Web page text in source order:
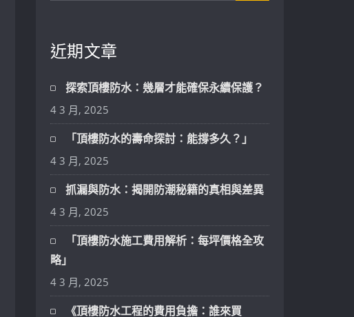
近期文章
探索頂樓防水：幾層才能確保永續保護？
4 3 月, 2025
「頂樓防水的壽命探討：能撐多久？」
4 3 月, 2025
抓漏與防水：揭開防潮秘籍的真相與差異
4 3 月, 2025
「頂樓防水施工費用解析：每坪價格全攻
略」
4 3 月, 2025
《頂樓防水工程的費用負擔：誰來買